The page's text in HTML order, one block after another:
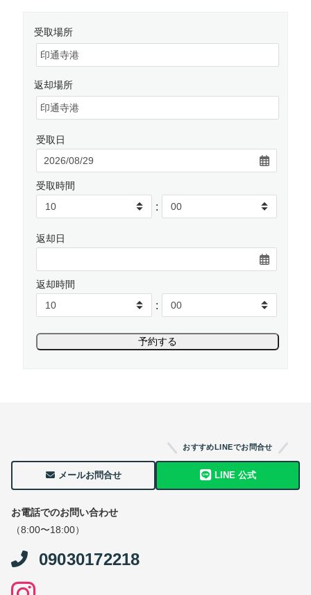
受取場所
返却場所
受取日
受取時間
:
返却日
返却時間
:
メールお問合せ
おすすめLINEでお問合せ
LINE 公式
お電話でのお問い合わせ
（8:00〜18:00）
09030172218